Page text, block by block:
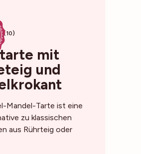
(10)
mit
und
Mandel-Tarte ist eine
zu klassischen
aus Rührteig oder